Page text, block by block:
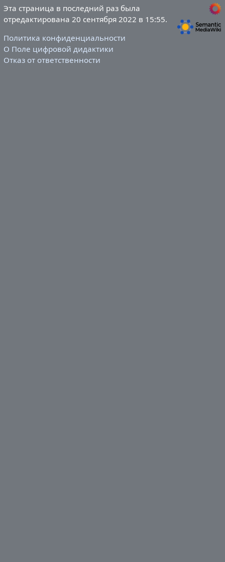
Эта страница в последний раз была
отредактирована 20 сентября 2022 в 15:55.
Политика конфиденциальности
О Поле цифровой дидактики
Отказ от ответственности